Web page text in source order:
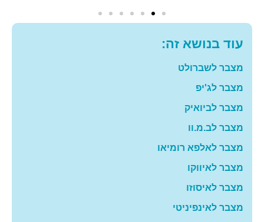
עוד בנושא זה:
מצבר לשברולט
מצבר לג'יפ
מצבר לביואיק
מצבר לב.מ.וו
מצבר לאלפא רומיאו
מצבר לאיווקו
מצבר לאיסוזו
מצבר לאינפיניטי